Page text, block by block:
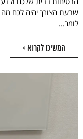
שבעת הצורך יהיה לכם
לומר...
המשיכו לקרוא >